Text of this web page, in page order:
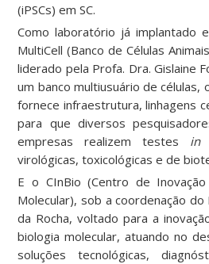
(iPSCs) em SC.
Como laboratório já implantado
MultiCell (Banco de Células
liderado pela Profa. Dra. Gislaine
um banco multiusuário de células,
fornece infraestrutura, linhagens
para que diversos
empresas realizem testes in
virológicas, toxicológicas e de
E o CInBio (Centro de
Molecular), sob a coordenação do
da Rocha, voltado para a
biologia molecular, atuando no
soluções tecnológicas,